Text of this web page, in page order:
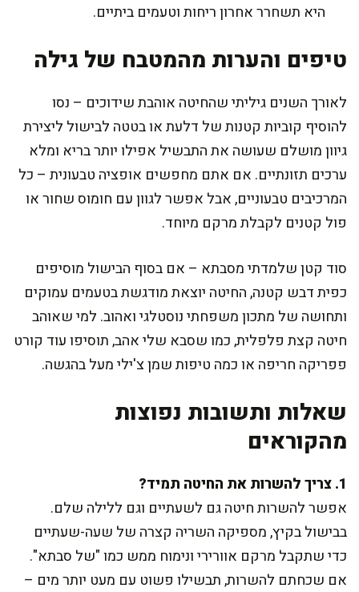
היא תשחרר אחרון ריחות וטעמים ביתיים.
טיפים והערות מהמטבח של גילה
לאורך השנים גיליתי שהחיטה אוהבת שידוכים – נסו
להוסיף קוביות קטנות של דלעת או בטטה לבישול ליצירת
גיוון מושלם שעושה את התבשיל אפילו יותר בריא ומלא
ערכים תזונתיים. אם אתם מחפשים אופציה טבעונית – כל
המרכיבים טבעוניים, אבל אפשר לגוון עם חומוס שחור או
פול קטנים לקבלת מרקם מיוחד.
סוד קטן שלמדתי מסבתא – אם בסוף הבישול מוסיפים
כפית דבש קטנה, החיטה יוצאת מודגשת בטעמים עמוקים
ותחושה של מתכון משפחתי נוסטלגי ואהוב. למי שאוהב
חיטה קצת פלפלית, כמו שסבא שלי אהב, תוסיפו עוד קורט
פפריקה חריפה או כמה טיפות שמן צ'ילי מעל בהגשה.
שאלות ותשובות נפוצות
מהקוראים
1. צריך להשרות את החיטה תמיד?
אפשר להשרות חיטה גם לשעתיים וגם ללילה שלם.
בבישול בקיץ, מספיקה השריה קצרה של שעה-שעתיים
כדי שתקבל מרקם אוורירי ונימוח ממש כמו "של סבתא".
אם שכחתם להשרות, תבשילו פשוט עם מעט יותר מים –